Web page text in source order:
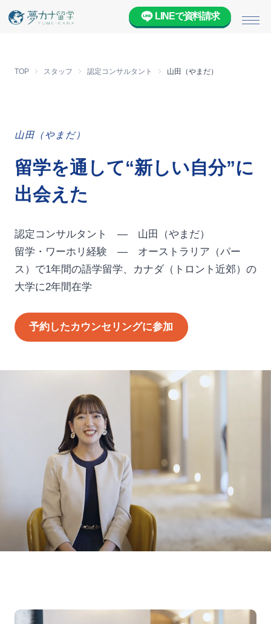
メ
LINEで資料請求
TOP スタッフ 認定コンサルタント 山田（やまだ）
山田（やまだ）
留学を通して“新しい自分”に
出会えた
認定コンサルタント — 山田（やまだ）
留学・ワーホリ経験 — オーストラリア（パー
ス）で1年間の語学留学、カナダ（トロント近郊）の
大学に2年間在学
予約したカウンセリングに参加